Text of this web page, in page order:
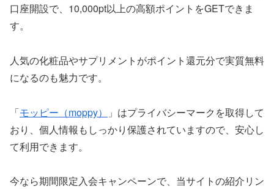
口座開設で、10,000pt以上の高額ポイントをGETできま
す。
人気の化粧品やサプリメントがポイント還元分で実質無料
になるのも魅力です。
「モッピー（moppy）
」はプライバシーマークを取得して
おり、個人情報もしっかり保護されていますので、安心し
て利用できます。
今なら期間限定入会キャンペーンで、当サイトの紹介リン